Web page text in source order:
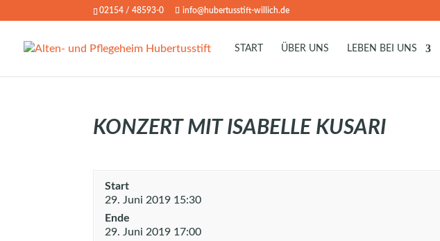
02154 / 48593-0 info@hubertusstift-willich.de
START ÜBER UNS LEBEN BEI UNS
KONZERT MIT ISABELLE KUSARI
Start
29. Juni 2019 15:30
Ende
29. Juni 2019 17:00